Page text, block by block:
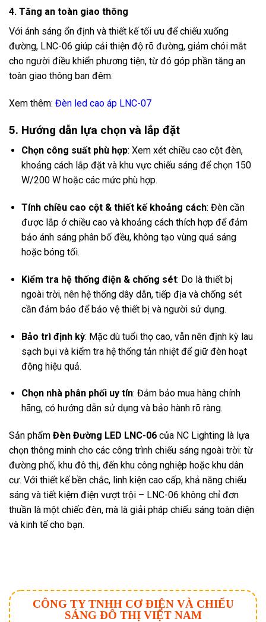
4. Tăng an toàn giao thông
Với ánh sáng ổn định và thiết kế tối ưu để chiếu xuống
đường, LNC-06 giúp cải thiện độ rõ đường, giảm chói mắt
cho người điều khiển phương tiện, từ đó góp phần tăng an
toàn giao thông ban đêm.
Xem thêm: Đèn led cao áp LNC-07
5. Hướng dẫn lựa chọn và lắp đặt
Chọn công suất phù hợp: Xem xét chiều cao cột đèn,
khoảng cách lắp đặt và khu vực chiếu sáng để chọn 150
W/200 W hoặc các mức phù hợp.
Tính chiều cao cột & thiết kế khoảng cách: Đèn cần
được lắp ở chiều cao và khoảng cách thích hợp để đảm
bảo ánh sáng phân bố đều, không tạo vùng quá sáng
hoặc bóng tối.
Kiểm tra hệ thống điện & chống sét: Do là thiết bị
ngoài trời, nên hệ thống dây dẫn, tiếp địa và chống sét
cần đảm bảo để bảo vệ thiết bị và người sử dụng.
Bảo trì định kỳ: Mặc dù tuổi thọ cao, vẫn nên định kỳ lau
sạch bụi và kiểm tra hệ thống tản nhiệt để giữ đèn hoạt
động hiệu quả.
Chọn nhà phân phối uy tín: Đảm bảo mua hàng chính
hãng, có hướng dẫn sử dụng và bảo hành rõ ràng.
Sản phẩm Đèn Đường LED LNC-06 của NC Lighting là lựa
chọn thông minh cho các công trình chiếu sáng ngoài trời: từ
đường phố, khu đô thị, đến khu công nghiệp hoặc khu dân
cư. Với thiết kế bền chắc, linh kiện cao cấp, khả năng chiếu
sáng và tiết kiệm điện vượt trội – LNC-06 không chỉ đơn
thuần là một chiếc đèn, mà là giải pháp chiếu sáng toàn diện
và kinh tế cho bạn.
CÔNG TY TNHH CƠ ĐIỆN VÀ CHIẾU
SÁNG ĐÔ THỊ VIỆT NAM